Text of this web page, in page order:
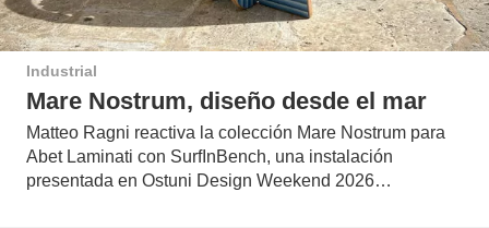
Industrial
Mare Nostrum, diseño desde el mar
Matteo Ragni reactiva la colección Mare Nostrum para
Abet Laminati con SurfInBench, una instalación
presentada en Ostuni Design Weekend 2026…